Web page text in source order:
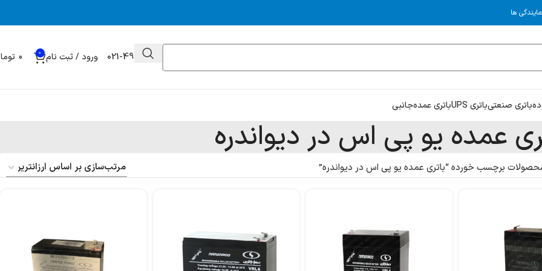
ها
021-49032000 ورود / ثبت نام 0
باتری صنعتیباتری UPS باتری عمدهجانبی
عمده یو پی اس در دیواندره
برچسب خورده “باتری عمده یو پی اس در دیواندره”